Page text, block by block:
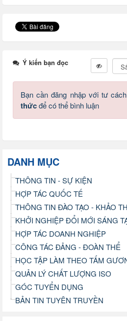
Ý kiến bạn đọc
Bạn cần đăng nhập với tư
thứcđể có thể bình luận
DANH MỤC
THÔNG TIN - SỰ KIỆN
HỢP TÁC QUỐC TẾ
THÔNG TIN ĐÀO TẠO - KHẢO
KHỞI NGHIỆP ĐỔI MỚI SÁNG
HỢP TÁC DOANH NGHIỆP
CÔNG TÁC ĐẢNG - ĐOÀN THỂ
HỌC TẬP LÀM THEO TẤM
QUẢN LÝ CHẤT LƯỢNG ISO
GÓC TUYỂN DỤNG
BẢN TIN TUYÊN TRUYỀN